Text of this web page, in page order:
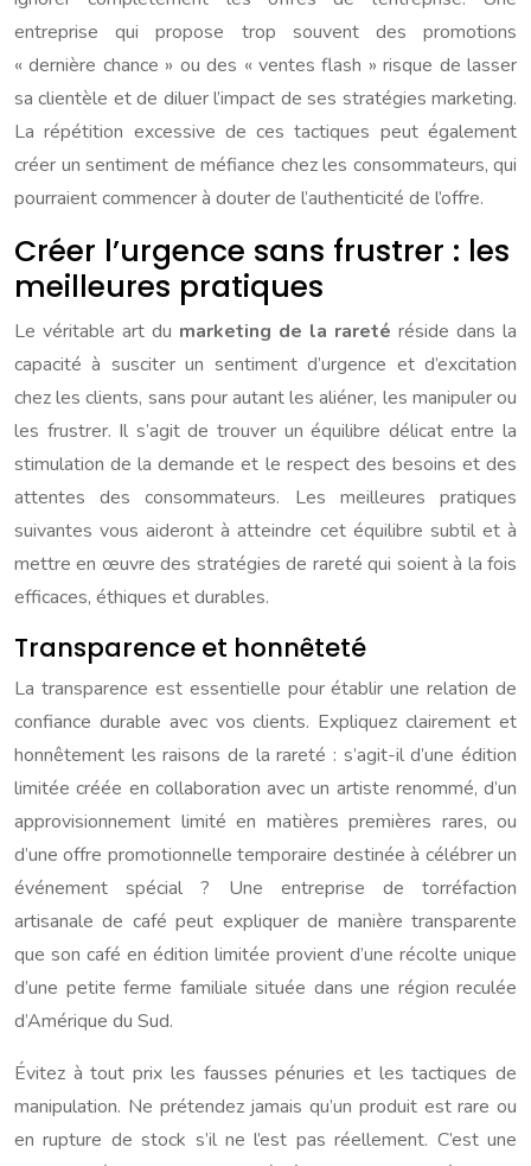
entreprise qui propose trop souvent des promotions
« dernière chance » ou des « ventes flash » risque de lasser
sa clientèle et de diluer l’impact de ses stratégies marketing.
La répétition excessive de ces tactiques peut également
créer un sentiment de méfiance chez les consommateurs, qui
pourraient commencer à douter de l’authenticité de l’offre.
Créer l’urgence sans frustrer : les
meilleures pratiques
Le véritable art du marketing de la rareté réside dans la
capacité à susciter un sentiment d’urgence et d’excitation
chez les clients, sans pour autant les aliéner, les manipuler ou
les frustrer. Il s’agit de trouver un équilibre délicat entre la
stimulation de la demande et le respect des besoins et des
attentes des consommateurs. Les meilleures pratiques
suivantes vous aideront à atteindre cet équilibre subtil et à
mettre en œuvre des stratégies de rareté qui soient à la fois
efficaces, éthiques et durables.
Transparence et honnêteté
La transparence est essentielle pour établir une relation de
confiance durable avec vos clients. Expliquez clairement et
honnêtement les raisons de la rareté : s’agit-il d’une édition
limitée créée en collaboration avec un artiste renommé, d’un
approvisionnement limité en matières premières rares, ou
d’une offre promotionnelle temporaire destinée à célébrer un
événement spécial ? Une entreprise de torréfaction
artisanale de café peut expliquer de manière transparente
que son café en édition limitée provient d’une récolte unique
d’une petite ferme familiale située dans une région reculée
d’Amérique du Sud.
Évitez à tout prix les fausses pénuries et les tactiques de
manipulation. Ne prétendez jamais qu’un produit est rare ou
en rupture de stock s’il ne l’est pas réellement. C’est une